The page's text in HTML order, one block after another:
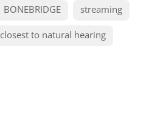
BONEBRIDGE streaming
closest to natural hearing